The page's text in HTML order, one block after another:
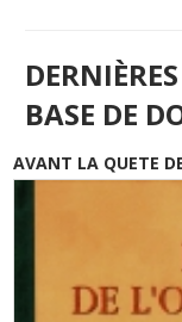
BASE DE
AVANT LA QUETE